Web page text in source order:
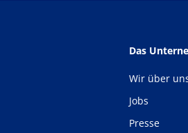
Das
Wir über
Jobs
Presse